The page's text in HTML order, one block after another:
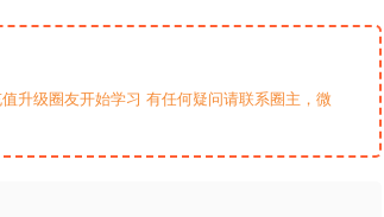
升级圈友开始学习 有任何疑问请联系圈主，微